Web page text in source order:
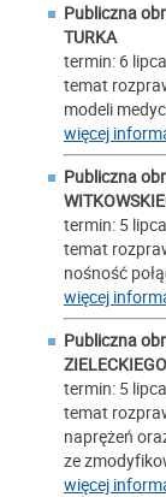
Publiczna
TURKA
termin: 6
temat
modeli
więcej
Publiczna
termin: 5
temat
nośność
więcej
Publiczna
ZIELECKIEGO
termin: 5
temat
naprężeń
ze
więcej